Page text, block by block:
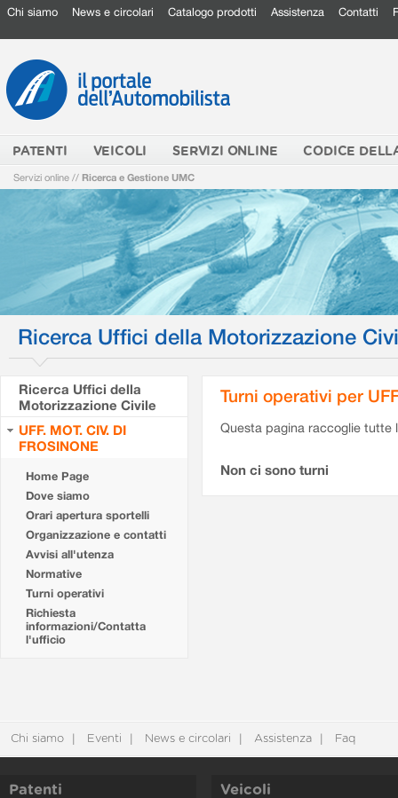
Chi siamo News e circolari Catalogo prodotti Assistenza Contatti
PATENTI VEICOLI SERVIZI ONLINE CODICE
Servizi online // Ricerca e Gestione UMC
Ricerca Uffici della Motorizzazione
Ricerca Uffici della
Motorizzazione Civile
UFF. MOT. CIV. DI
FROSINONE
Home Page
Dove siamo
Orari apertura sportelli
Organizzazione e contatti
Avvisi all'utenza
Normative
Turni operativi
Richiesta
informazioni/Contatta
l'ufficio
Turni operativi per
Questa pagina raccoglie tutte
Non ci sono turni
Chi siamo Eventi News e circolari Assistenza Faq
Patenti Veicoli